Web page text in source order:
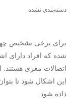
دسته‌بندی نشده
برای برخی تشخیص
شده که افراد دارای
اتصالات مغزی
این اشکال شود تا
داده شود.